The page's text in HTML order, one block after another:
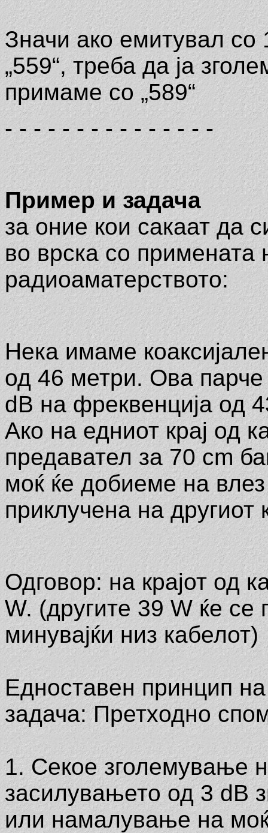
Значи ако емитувал
„559“, треба да ја
примаме со „589“
- - - - - - - - - - - - - - -
Пример и задача
за оние кои сакаат да
во врска со примената
радиоаматерството:
Нека имаме
од 46 метри. Ова
dB на фреквенција од
Ако на едниот крај од
предавател за 70 cm
моќ ќе добиеме на
приклучена на другиот
Одговор: на крајот од
W. (другите 39 W ќе се
минувајќи низ кабелот)
Едноставен принцип
задача: Претходно
1. Секое зголемување
засилувањето од 3 dB
или намалување на